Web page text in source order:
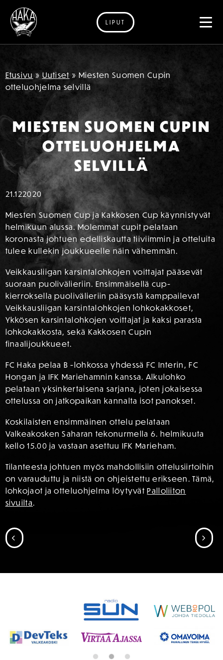
Siirry sisältöön
LIPUT
Etusivu » Uutiset » Miesten Suomen Cupin
otteluohjelma selvillä
MIESTEN SUOMEN CUPIN
OTTELUOHJELMA
SELVILLÄ
21.122020
Miesten Suomen Cup ja Kakkosen Cup käynnistyvät
helmikuun alussa. Molemmat cupit pelataan
koronasta johtuen edelliskautta tiiviimmin ja otteluita
tulee kullekin joukkueelle näin vähemmän.
Veikkausliigan karsintalohkojen voittajat pääsevät
suoraan puolivälieriin. Ensimmäisellä cup-
kierroksella puolivälieriin pääsystä kamppailevat
Veikkausliigan karsintalohkojen lohkokakkoset,
Ykkösen karsintalohkojen voittajat ja kaksi parasta
lohkokakkosta, sekä Kakkosen Cupin
finaalijoukkueet.
FC Haka pelaa B -lohkossa yhdessä FC Interin, FC
Hongan ja IFK Mariehamnin kanssa. Alkulohko
pelataan yksinkertaisena sarjana, joten jokaisessa
ottelussa on jatkopaikan kannalta isot panokset.
Koskilaisten ensimmäinen ottelu pelataan
Valkeakosken Saharan tekonurmella 6. helmikuuta
kello 15.00 ja vastaan asettuu IFK Marieham.
Tilanteesta johtuen myös mahdollisiin ottelusiirtoihin
on varauduttu ja niistä on ohjeistettu erikseen. Tämä,
lohkojaot ja otteluohjelma löytyvätPalloliiton
sivuilta.
SIIRRY EDELLISEEN